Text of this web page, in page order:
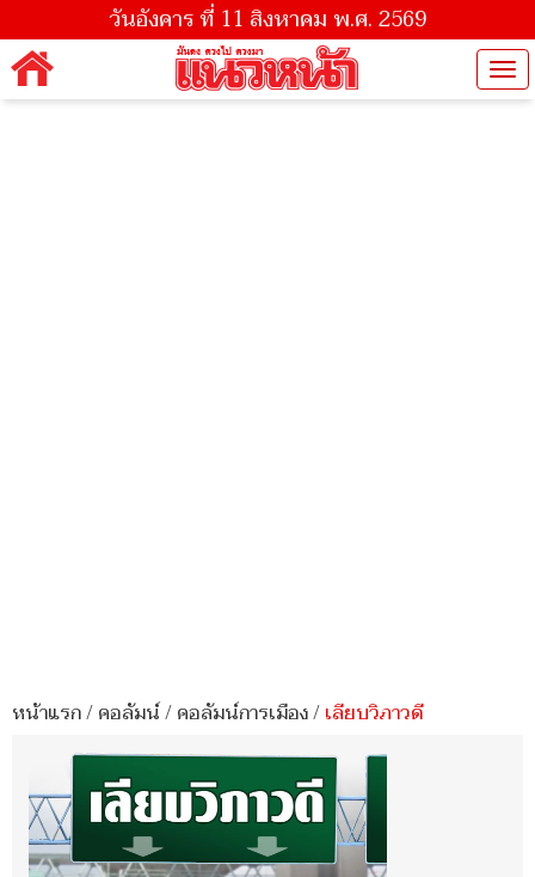
วันอังคาร ที่ 11 สิงหาคม พ.ศ. 2569
หน้าแรก/คอลัมน์/คอลัมน์การเมือง/เลียบวิภาวดี